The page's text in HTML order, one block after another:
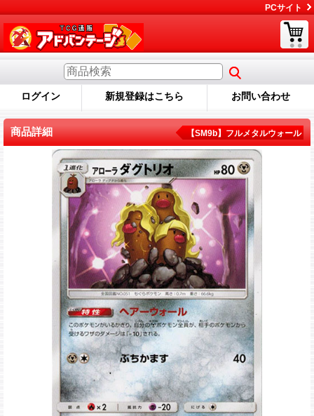
PCサイト
ログイン 新規登録はこちら お問い合わせ
商品詳細 【SM9b】フルメタルウォール